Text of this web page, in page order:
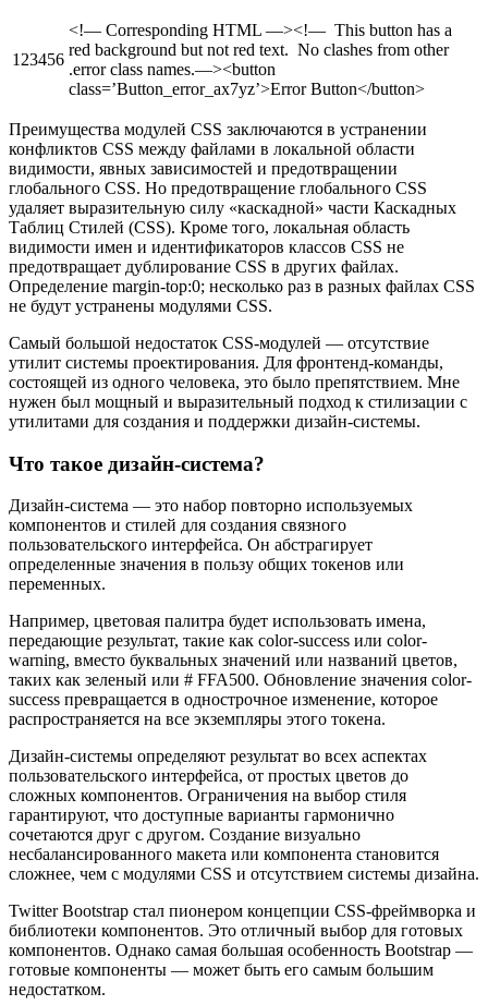
123456
<!— Corresponding HTML —><!— This button has a
red background but not red text. No clashes from other
.error class names.—><button
class=’Button_error_ax7yz’>Error Button</button>
Преимущества модулей CSS заключаются в устранении
конфликтов CSS между файлами в локальной области
видимости, явных зависимостей и предотвращении
глобального CSS. Но предотвращение глобального CSS
удаляет выразительную силу «каскадной» части Каскадных
Таблиц Стилей (CSS). Кроме того, локальная область
видимости имен и идентификаторов классов CSS не
предотвращает дублирование CSS в других файлах.
Определение margin-top:0; несколько раз в разных файлах CSS
не будут устранены модулями CSS.
Самый большой недостаток CSS-модулей — отсутствие
утилит системы проектирования. Для фронтенд-команды,
состоящей из одного человека, это было препятствием. Мне
нужен был мощный и выразительный подход к стилизации с
утилитами для создания и поддержки дизайн-системы.
Что такое дизайн-система?
Дизайн-система — это набор повторно используемых
компонентов и стилей для создания связного
пользовательского интерфейса. Он абстрагирует
определенные значения в пользу общих токенов или
переменных.
Например, цветовая палитра будет использовать имена,
передающие результат, такие как color-success или color-
warning, вместо буквальных значений или названий цветов,
таких как зеленый или # FFA500. Обновление значения color-
success превращается в однострочное изменение, которое
распространяется на все экземпляры этого токена.
Дизайн-системы определяют результат во всех аспектах
пользовательского интерфейса, от простых цветов до
сложных компонентов. Ограничения на выбор стиля
гарантируют, что доступные варианты гармонично
сочетаются друг с другом. Создание визуально
несбалансированного макета или компонента становится
сложнее, чем с модулями CSS и отсутствием системы дизайна.
Twitter Bootstrap стал пионером концепции CSS-фреймворка и
библиотеки компонентов. Это отличный выбор для готовых
компонентов. Однако самая большая особенность Bootstrap —
готовые компоненты — может быть его самым большим
недостатком.